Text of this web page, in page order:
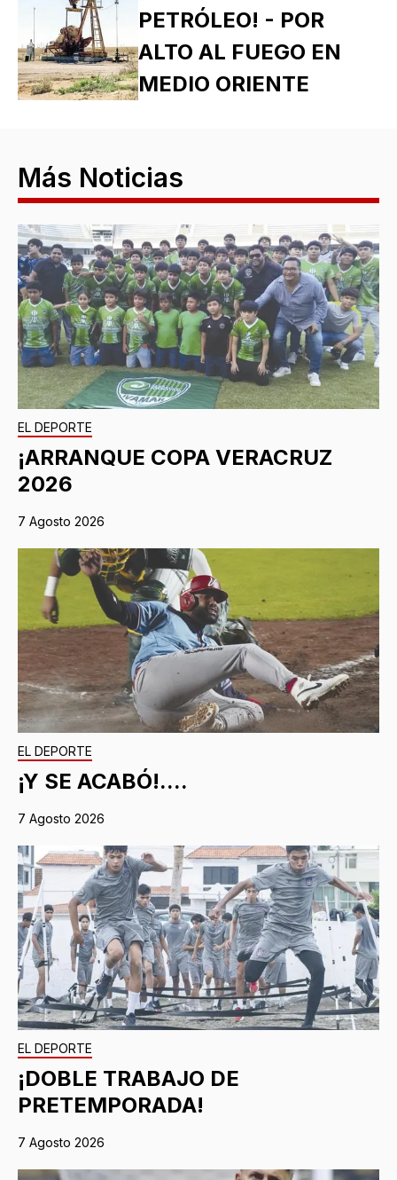
PETRÓLEO! - POR
ALTO AL FUEGO EN
MEDIO ORIENTE
Más Noticias
EL DEPORTE
¡ARRANQUE COPA VERACRUZ
2026
7 Agosto 2026
EL DEPORTE
¡Y SE ACABÓ!....
7 Agosto 2026
EL DEPORTE
¡DOBLE TRABAJO DE
PRETEMPORADA!
7 Agosto 2026